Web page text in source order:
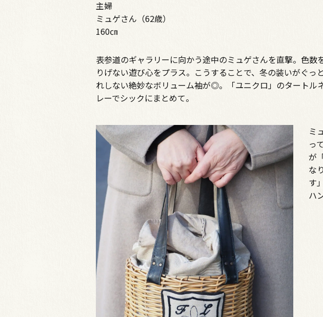
主婦
ミュゲさん（62歳）
160㎝
表参道のギャラリーに向かう途中のミュゲさんを直撃。色
りげない遊び心をプラス。こうすることで、冬の装いがぐ
れしない絶妙なボリューム袖が◎。「ユニクロ」のタート
レーでシックにまとめて。
ミ
っ
が
な
す
ハ